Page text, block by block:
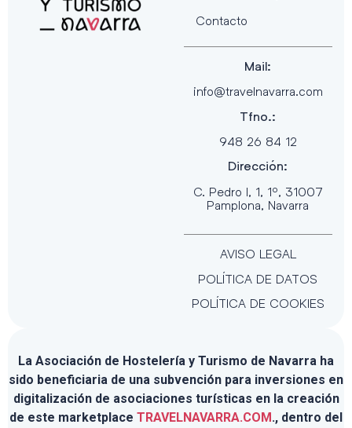
Contacto
Mail:
info@travelnavarra.com
Tfno.:
948 26 84 12
Dirección:
C. Pedro I, 1, 1º, 31007
Pamplona, Navarra
AVISO LEGAL
POLÍTICA DE DATOS
POLÍTICA DE COOKIES
La Asociación de Hostelería y Turismo de Navarra ha
sido beneficiaria de una subvención para inversiones en
digitalización de asociaciones turísticas en la creación
de este marketplace TRAVELNAVARRA.COM ., dentro del